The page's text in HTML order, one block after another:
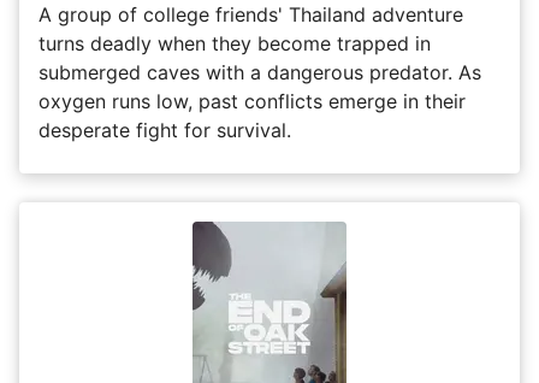
A group of college friends' Thailand adventure
turns deadly when they become trapped in
submerged caves with a dangerous predator. As
oxygen runs low, past conflicts emerge in their
desperate fight for survival.